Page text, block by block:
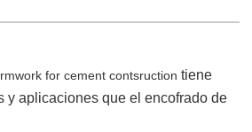
for cement contsruction tiene
y aplicaciones que el encofrado de